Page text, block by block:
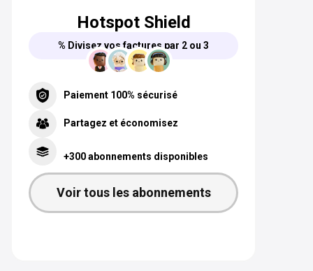
Hotspot Shield
% Divisez vos factures par 2 ou 3
Paiement 100% sécurisé
Partagez et économisez
+300 abonnements disponibles
Voir tous les abonnements